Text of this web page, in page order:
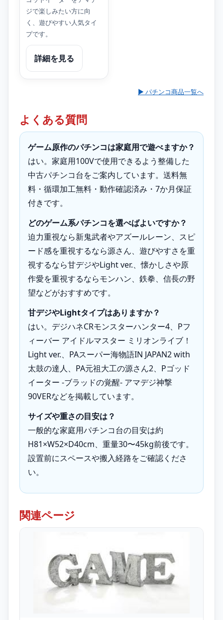
ジで楽しみたい方に向
く、遊びやすい人気タイ
プです。
詳細を見る
▶ パチンコ商品一覧へ
よくある質問
ゲーム原作のパチンコは家庭用で遊べますか？
はい。家庭用100Vで使用できるよう整備した
中古パチンコ台をご案内しています。送料無
料・循環加工無料・動作確認済み・7か月保証
付きです。
どのゲーム系パチンコを選べばよいですか？
迫力重視なら新鬼武者やアズールレーン、スピ
ード感を重視するなら源さん、遊びやすさを重
視するなら甘デジやLight ver.、懐かしさや原
作愛を重視するならモンハン、鉄拳、信長の野
望などがおすすめです。
甘デジやLightタイプはありますか？
はい。デジハネCRモンスターハンター4、Pフ
ィーバー アイドルマスター ミリオンライブ！
Light ver.、PAスーパー海物語IN JAPAN2 with
太鼓の達人、PA元祖大工の源さん2、Pゴッド
イーター -ブラッドの覚醒- アマデジ神撃
90VERなどを掲載しています。
サイズや重さの目安は？
一般的な家庭用パチンコ台の目安は約
H81×W52×D40cm、重量30〜45kg前後です。
設置前にスペースや搬入経路をご確認くださ
い。
関連ページ